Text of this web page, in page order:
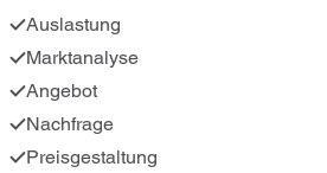
Auslastung
Marktanalyse
Angebot
Nachfrage
Preisgestaltung